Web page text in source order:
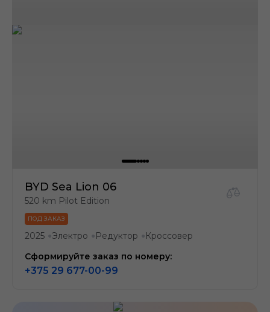
BYD Sea Lion 06
520 km Pilot Edition
ПОД ЗАКАЗ
2025 ●Электро ● Редуктор ● Кроссовер
Сформируйте заказ по номеру:
+375 29 677-00-99